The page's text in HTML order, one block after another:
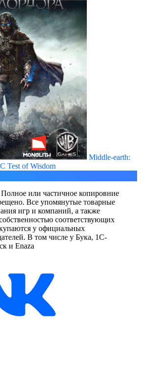
Middle-earth:
Test of Wisdom
или частичное копировние
Все упомянутые товарные
игр и компаний, а также
соответствующих
у официальных
В том числе у Бука, 1С-
и Enaza